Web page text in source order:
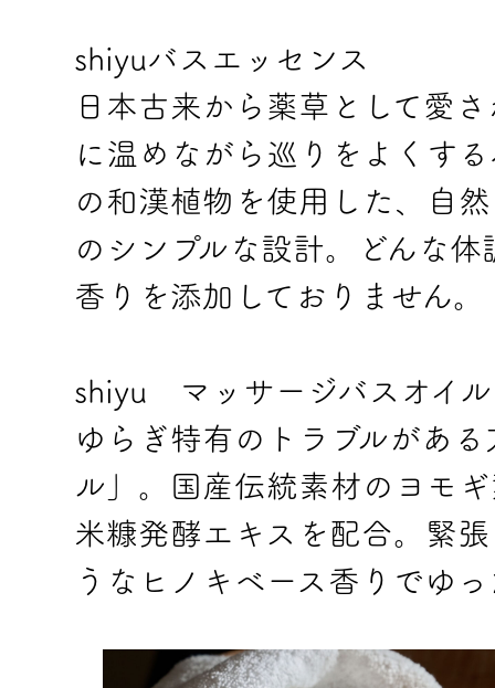
shiyuバスエッセンス
日本古来から薬草として愛
に温めながら巡りをよくす
の和漢植物を使用した、自
のシンプルな設計。どんな
香りを添加しておりません。
shiyu マッサージバスオイル
ゆらぎ特有のトラブルがあ
ル」。国産伝統素材のヨモ
米糠発酵エキスを配合。緊
うなヒノキベース香りでゆ